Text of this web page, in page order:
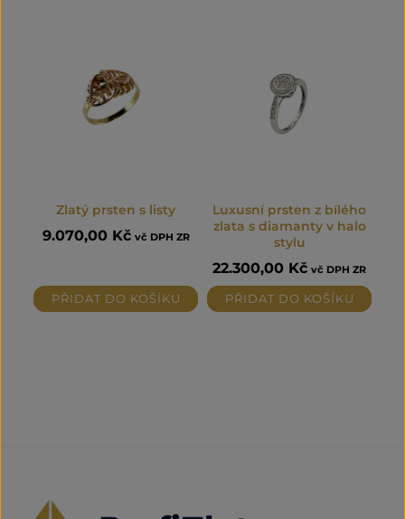
Zlatý prsten s listy
9.070,00 Kč vč DPH ZR
PŘIDAT DO KOŠÍKU
Luxusní prsten z bílého
zlata s diamanty v halo
stylu
22.300,00 Kč vč DPH ZR
PŘIDAT DO KOŠÍKU